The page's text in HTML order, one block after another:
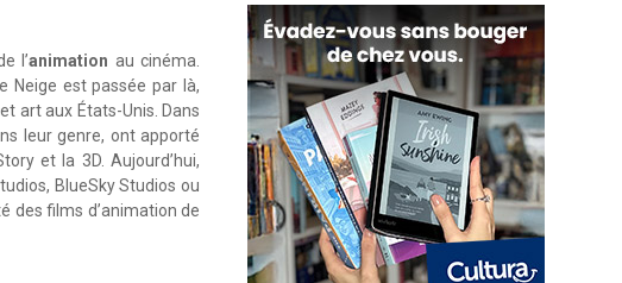
l’animation au cinéma.
Neige est passée par là,
art aux États-Unis. Dans
leur genre, ont apporté
et la 3D. Aujourd’hui,
BlueSky Studios ou
des films d’animation de